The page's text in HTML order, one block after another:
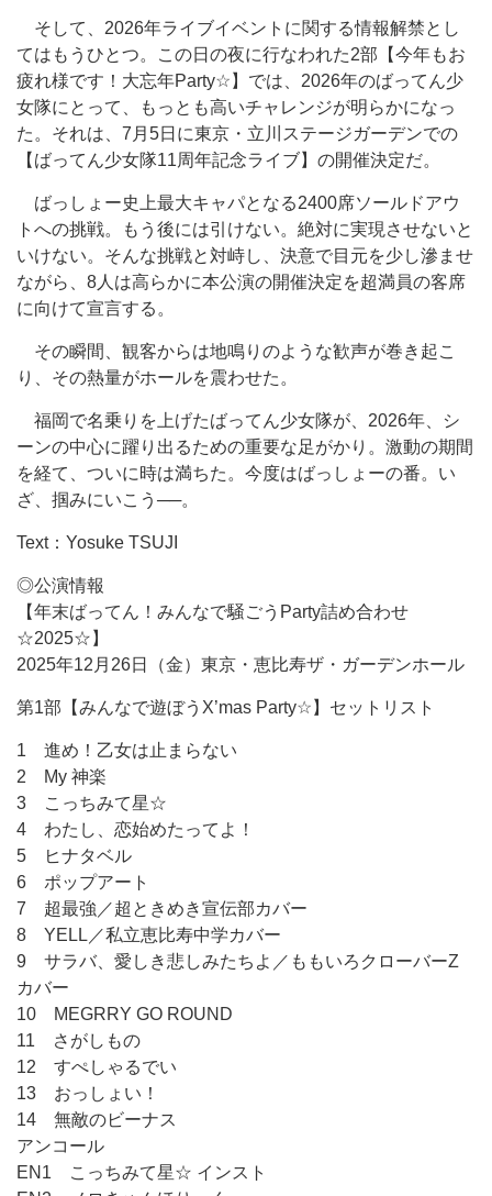
そして、2026年ライブイベントに関する情報解禁とし
てはもうひとつ。この日の夜に行なわれた2部【今年もお
疲れ様です！大忘年Party☆】では、2026年のばってん少
女隊にとって、もっとも高いチャレンジが明らかになっ
た。それは、7月5日に東京・立川ステージガーデンでの
【ばってん少女隊11周年記念ライブ】の開催決定だ。
ばっしょー史上最大キャパとなる2400席ソールドアウ
トへの挑戦。もう後には引けない。絶対に実現させないと
いけない。そんな挑戦と対峙し、決意で目元を少し滲ませ
ながら、8人は高らかに本公演の開催決定を超満員の客席
に向けて宣言する。
その瞬間、観客からは地鳴りのような歓声が巻き起こ
り、その熱量がホールを震わせた。
福岡で名乗りを上げたばってん少女隊が、2026年、シ
ーンの中心に躍り出るための重要な足がかり。激動の期間
を経て、ついに時は満ちた。今度はばっしょーの番。い
ざ、掴みにいこう──。
Text：Yosuke TSUJI
◎公演情報
【年末ばってん！みんなで騒ごうParty詰め合わせ
☆2025☆】
2025年12月26日（金）東京・恵比寿ザ・ガーデンホール
第1部【みんなで遊ぼうX’mas Party☆】セットリスト
1 進め！乙女は止まらない
2 My 神楽
3 こっちみて星☆
4 わたし、恋始めたってよ！
5 ヒナタベル
6 ポップアート
7 超最強／超ときめき宣伝部カバー
8 YELL／私立恵比寿中学カバー
9 サラバ、愛しき悲しみたちよ／ももいろクローバーZ
カバー
10 MEGRRY GO ROUND
11 さがしもの
12 すぺしゃるでい
13 おっしょい！
14 無敵のビーナス
アンコール
EN1 こっちみて星☆ インスト